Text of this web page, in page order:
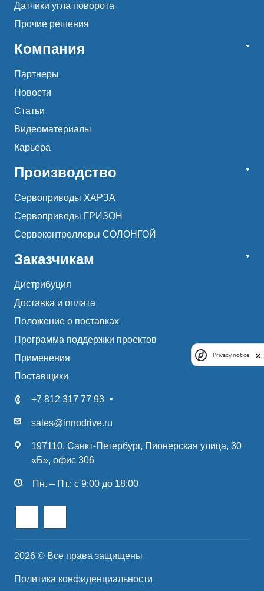
Датчики угла поворота
Прочие решения
Компания
Партнеры
Новости
Статьи
Видеоматериалы
Карьера
Производство
Сервоприводы ХАРЗА
Сервоприводы ГРИЗОН
Сервоконтроллеры СОЛОНГОЙ
Заказчикам
Дистрибуция
Доставка и оплата
Положение о поставках
Программа поддержки проектов
Применения
Поставщики
+7 812 317 77 93
sales@innodrive.ru
197110, Санкт-Петербург, Пионерская улица, 30
«Б», офис 306
Пн. – Пт.: с 9:00 до 18:00
2026 © Все права защищены
Политика конфиденциальности
Privacy notice